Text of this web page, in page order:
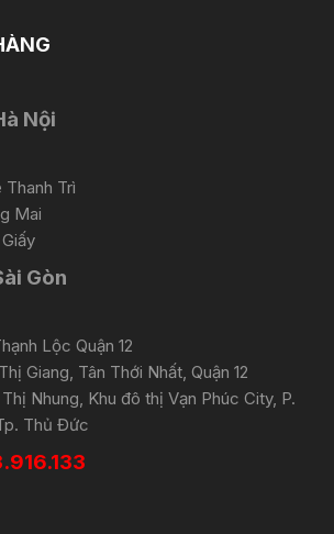
Nội
Thanh Trì
Mai
Gòn
Lộc Quận 12
Giang, Tân Thới Nhất, Quận 12
Nhung, Khu đô thị Vạn Phúc City, P.
Thủ Đức